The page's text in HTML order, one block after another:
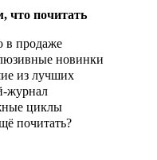
что почитать
в продаже
новинки
из лучших
журнал
циклы
почитать?